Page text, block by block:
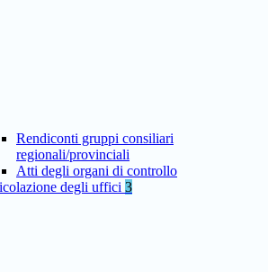
Rendiconti gruppi consiliari
regionali/provinciali
Atti degli organi di controllo
degli uffici 3